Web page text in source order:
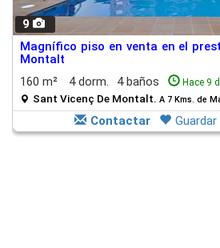
9
Magnífico piso en venta en el
Montalt
160 m²
4 dorm. 4 baños Hace 9
Sant Vicenç De Montalt. A 7 Kms. de
Contactar Guardar